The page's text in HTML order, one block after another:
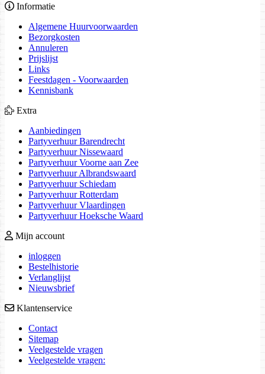
Informatie
Algemene Huurvoorwaarden
Bezorgkosten
Annuleren
Prijslijst
Links
Feestdagen - Voorwaarden
Kennisbank
Extra
Aanbiedingen
Partyverhuur Barendrecht
Partyverhuur Nissewaard
Partyverhuur Voorne aan Zee
Partyverhuur Albrandswaard
Partyverhuur Schiedam
Partyverhuur Rotterdam
Partyverhuur Vlaardingen
Partyverhuur Hoeksche Waard
Mijn account
inloggen
Bestelhistorie
Verlanglijst
Nieuwsbrief
Klantenservice
Contact
Sitemap
Veelgestelde vragen
Veelgestelde vragen: